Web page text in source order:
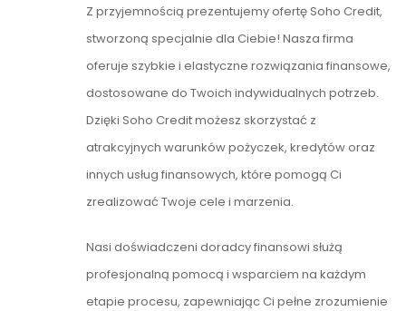
Z przyjemnością prezentujemy ofertę Soho Credit,
stworzoną specjalnie dla Ciebie! Nasza firma
oferuje szybkie i elastyczne rozwiązania finansowe,
dostosowane do Twoich indywidualnych potrzeb.
Dzięki Soho Credit możesz skorzystać z
atrakcyjnych warunków pożyczek, kredytów oraz
innych usług finansowych, które pomogą Ci
zrealizować Twoje cele i marzenia.
Nasi doświadczeni doradcy finansowi służą
profesjonalną pomocą i wsparciem na każdym
etapie procesu, zapewniając Ci pełne zrozumienie